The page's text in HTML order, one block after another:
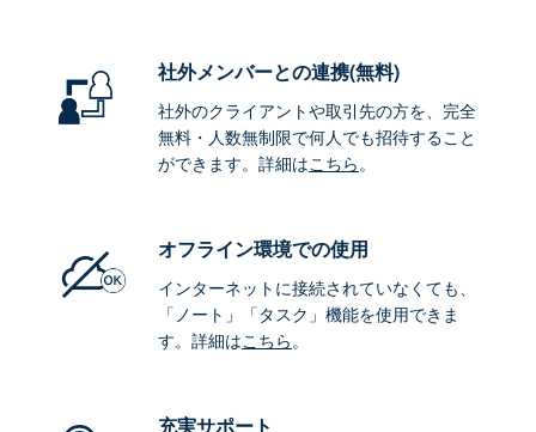
社外メンバーとの連携(無料)
社外のクライアントや取引先の方を、完全
無料・人数無制限で何人でも招待すること
ができます。詳細はこちら。
オフライン環境での使用
インターネットに接続されていなくても、
「ノート」「タスク」機能を使用できま
す。詳細はこちら。
充実サポート